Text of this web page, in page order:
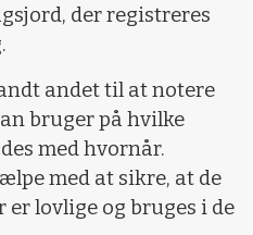
der registreres
andet til at notere
bruger på hvilke
med hvornår.
med at sikre, at de
lovlige og bruges i de